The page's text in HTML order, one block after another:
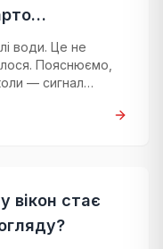
води. Це не
Пояснюємо,
— сигнал
вікон стає